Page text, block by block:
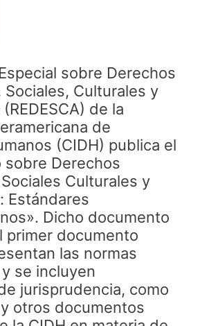
sobre Derechos
Sociales, Culturales y
de la
de
(CIDH) publica el
sobre Derechos
Culturales y
Estándares
Dicho documento
primer documento
las normas
se incluyen
jurisprudencia, como
otros documentos